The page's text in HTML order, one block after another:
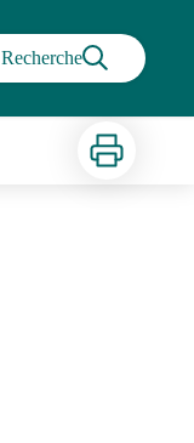
Recherche
Imprimer